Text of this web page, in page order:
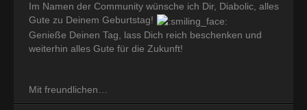
Im Namen der Community wünsche ich Dir, Diabolic, alles
Gute zu Deinem Geburtstag!
Genieße Deinen Tag, lass Dich reich beschenken und
weiterhin alles Gute für die Zukunft!
Mit freundlichen…